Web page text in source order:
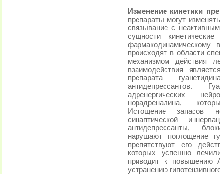
Изменение кинетики
препараты могут
связывание с
сущности
фармакодинамическому
происходят в области
механизмом действия
взаимодействия
препарата
антидепрессантов.
адренергических
норадреналина,
Истощение запасов
синаптической
антидепрессанты,
нарушают поглощение
препятствуют его
которых успешно
приводит к повышению
устранению